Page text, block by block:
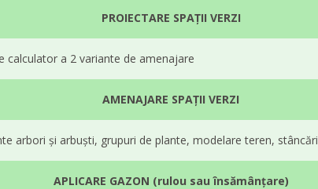
PROIECTARE SPAȚII VERZI
calculator a 2 variante de amenajare
AMENAJARE SPAȚII VERZI
arbori și arbuști, grupuri de plante, modelare teren,
APLICARE GAZON (rulou sau însămânțare)